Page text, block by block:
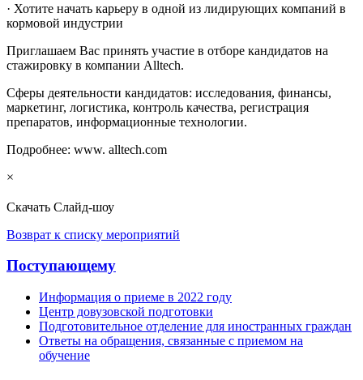
· Хотите начать карьеру в одной из лидирующих компаний в
кормовой индустрии
Приглашаем Вас принять участие в отборе кандидатов на
стажировку в компании Alltech.
Сферы деятельности кандидатов: исследования, финансы,
маркетинг, логистика, контроль качества, регистрация
препаратов, информационные технологии.
Подробнее: www. alltech.com
×
Скачать Слайд-шоу
Возврат к списку мероприятий
Поступающему
Информация о приеме в 2022 году
Центр довузовской подготовки
Подготовительное отделение для иностранных граждан
Ответы на обращения, связанные с приемом на
обучение